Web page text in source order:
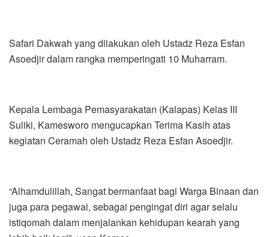
Safari Dakwah yang dilakukan oleh Ustadz Reza Esfan
Asoedjir dalam rangka memperingati 10 Muharram.
Kepala Lembaga Pemasyarakatan (Kalapas) Kelas III
Suliki, Kamesworo mengucapkan Terima Kasih atas
kegiatan Ceramah oleh Ustadz Reza Esfan Asoedjir.
“Alhamdulillah, Sangat bermanfaat bagi Warga Binaan dan
juga para pegawai, sebagai pengingat diri agar selalu
istiqomah dalam menjalankan kehidupan kearah yang